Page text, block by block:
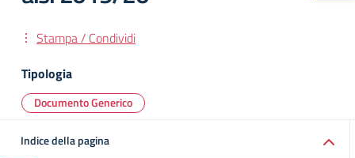
Stampa / Condividi
Tipologia
Documento Generico
Indice della pagina